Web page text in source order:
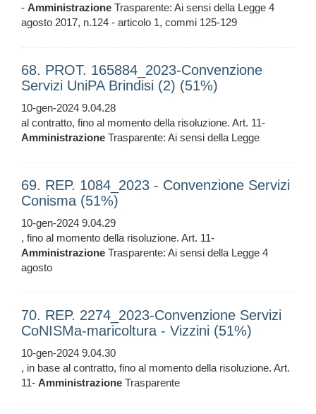
- Amministrazione Trasparente: Ai sensi della Legge 4
agosto 2017, n.124 - articolo 1, commi 125-129
68. PROT. 165884_2023-Convenzione
Servizi UniPA Brindisi (2) (51%)
10-gen-2024 9.04.28
al contratto, fino al momento della risoluzione. Art. 11-
Amministrazione Trasparente: Ai sensi della Legge
69. REP. 1084_2023 - Convenzione Servizi
Conisma (51%)
10-gen-2024 9.04.29
, fino al momento della risoluzione. Art. 11-
Amministrazione Trasparente: Ai sensi della Legge 4
agosto
70. REP. 2274_2023-Convenzione Servizi
CoNISMa-maricoltura - Vizzini (51%)
10-gen-2024 9.04.30
, in base al contratto, fino al momento della risoluzione. Art.
11- Amministrazione Trasparente